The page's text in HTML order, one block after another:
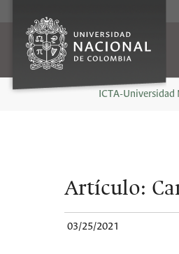
You are here:
ICTA-
Artículo:
03/25/2021